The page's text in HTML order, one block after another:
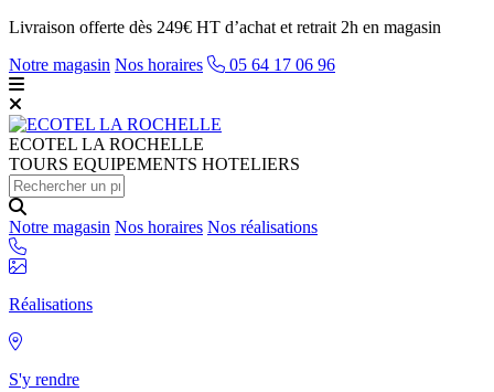
Livraison offerte dès 249€ HT d’achat et retrait 2h en magasin
Notre magasin Nos horaires 05 64 17 06 96
ECOTEL LA ROCHELLE
TOURS EQUIPEMENTS HOTELIERS
Notre magasin Nos horaires Nos réalisations
Réalisations
S'y rendre